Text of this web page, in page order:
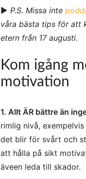
► P.S. Missa inte
våra bästa tips för att
etern från 17 augusti.
Kom igång
motivation
1. Allt ÄR bättre än
rimlig nivå,
det blir för svårt och
att hålla på sikt
äveen leda till skador.